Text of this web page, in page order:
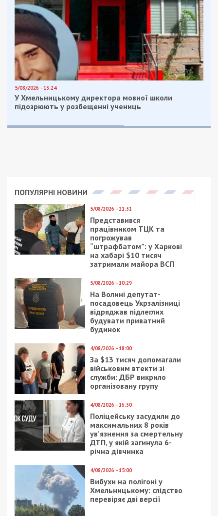
5/08/2026 - 13:24
У Хмельницькому директора мовної школи
підозрюють у розбещенні учениць
ПОПУЛЯРНІ НОВИНИ
5/08/2026 - 21:31
Представився
працівником ТЦК та
погрожував
“штрафбатом”: у Харкові
на хабарі $10 тисяч
затримали майора ВСП
5/08/2026 - 10:29
На Волині депутат-
посадовець Укрзалізниці
відряджав підлеглих
будувати приватний
будинок
4/08/2026 - 18:00
За $13 тисяч допомагали
військовим втекти зі
служби: ДБР викрило
організовану групу
4/08/2026 - 16:30
Поліцейську засудили до
максимальних 8 років
ув’язнення за смертельну
ДТП, у якій загинула 6-
річна дівчинка
4/08/2026 - 15:00
Вибухи на полігоні у
Хмельницькому: слідство
перевіряє дві версії